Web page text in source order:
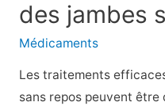
contrôler
votre
appétit
des jambes
Médicaments
Les traitements
sans repos peuvent